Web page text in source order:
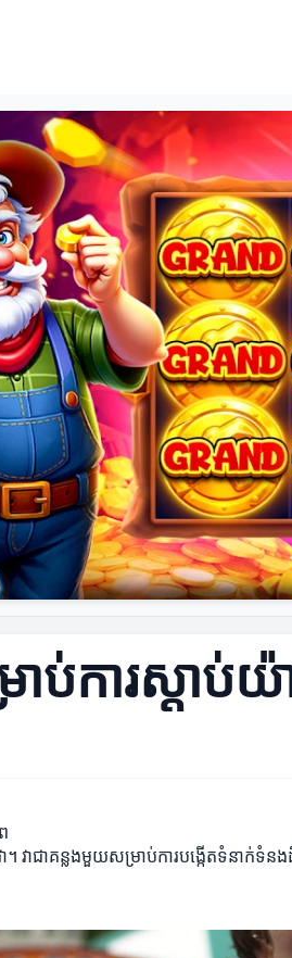
ប់ការស្តាប់
វាជាគន្លងមួយសម្រាប់ការបង្កើតទំនាក់ទំន